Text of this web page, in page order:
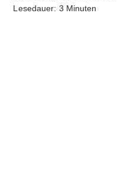
Kolumne
Lesedauer: 3 Minuten